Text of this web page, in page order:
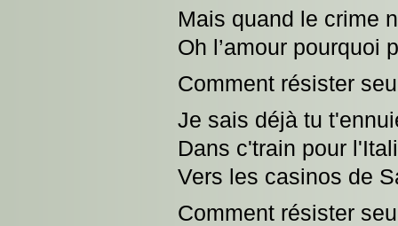
Mais quand le crime
Oh l’amour pourquoi
Comment résister
Je sais déjà tu
Dans c'train pour
Vers les casinos de
Comment résister